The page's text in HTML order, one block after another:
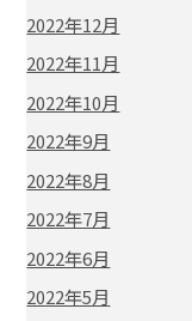
2022年12月
2022年11月
2022年10月
2022年9月
2022年8月
2022年7月
2022年6月
2022年5月